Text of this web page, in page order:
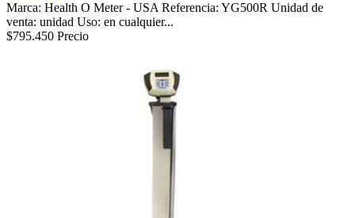
Marca: Health O Meter - USA Referencia: YG500R Unidad de
venta: unidad Uso: en cualquier...
$795.450 Precio